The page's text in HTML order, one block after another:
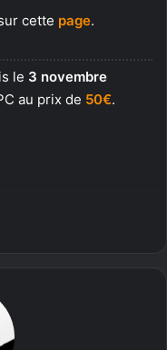
cette page.
le 3 novembre
au prix de 50€.